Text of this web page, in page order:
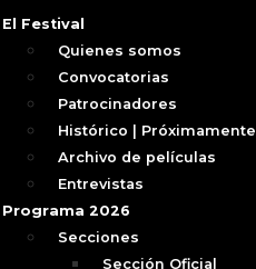
El Festival
Quienes somos
Convocatorias
Patrocinadores
Histórico | Próximamente
Archivo de películas
Entrevistas
Programa 2026
Secciones
Sección Oficial